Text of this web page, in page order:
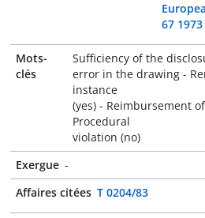
67 1973
Mots-
clés
Sufficiency of the
error in the drawing -
instance
(yes) - Reimbursement
Procedural
violation (no)
Exergue -
Affaires citées T 0204/83